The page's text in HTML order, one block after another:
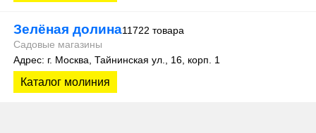
Зелёная долина11722 товара
Садовые магазины
Адрес: г. Москва, Тайнинская ул., 16, корп. 1
Каталог молиния